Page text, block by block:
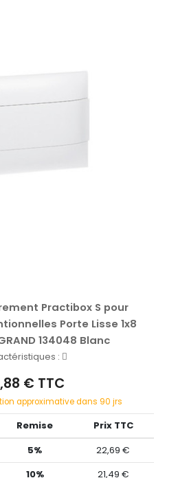
Practibox S pour
Porte Lisse 1x8
134048 Blanc
:
€ TTC
approximative dans 90 jrs
Remise
Prix TTC
5%
22,69 €
10% 21,49 €